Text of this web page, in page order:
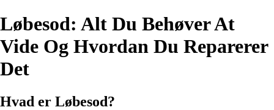
Løbesod: Alt Du Behøver At
Vide Og Hvordan Du Reparerer
Det
Hvad er Løbesod?